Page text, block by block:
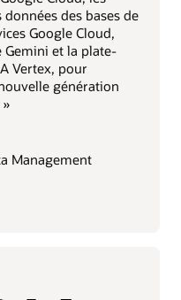
des bases de
Google Cloud,
Gemini et la plate-
Vertex, pour
génération
Management